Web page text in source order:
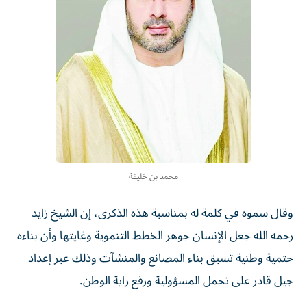
محمد بن خليفة
وقال سموه في كلمة له بمناسبة هذه الذكرى، إن الشيخ زايد
رحمه الله جعل الإنسان جوهر الخطط التنموية وغايتها وأن بناءه
حتمية وطنية تسبق بناء المصانع والمنشآت وذلك عبر إعداد
جيل قادر على تحمل المسؤولية ورفع راية الوطن.